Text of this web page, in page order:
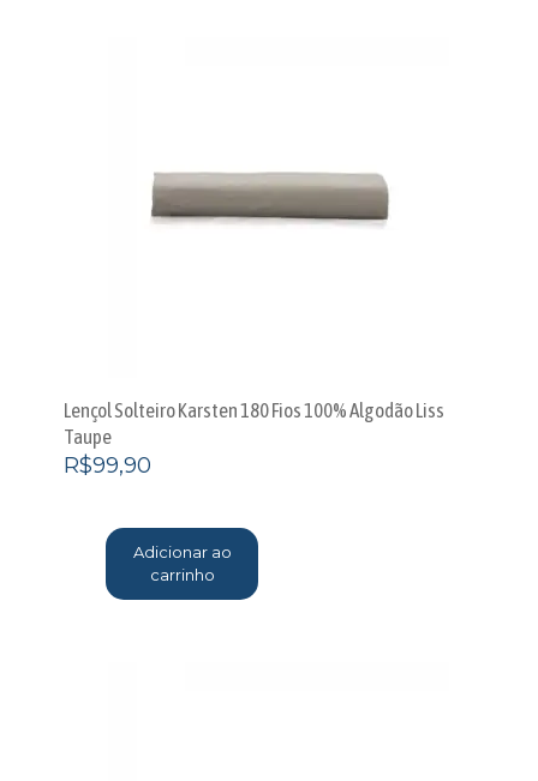
Lençol Solteiro Karsten 180 Fios 100% Algodão Liss
Taupe
R$99,90
Adicionar ao
carrinho